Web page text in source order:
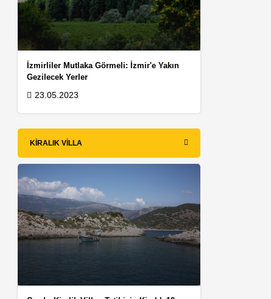
İzmirliler Mutlaka Görmeli: İzmir'e Yakın
Gezilecek Yerler
23.05.2023
KIRALIK VILLA